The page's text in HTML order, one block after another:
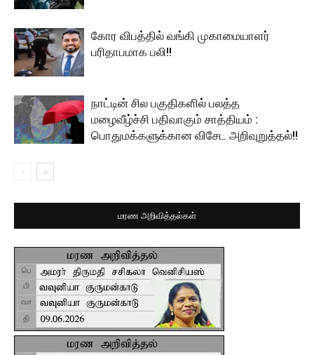
கோர விபத்தில் வங்கி முகாமையாளர்
பரிதாபமாக பலி!!
நாட்டின் சில பகுதிகளில் பலத்த
மழைவீழ்ச்சி பதிவாகும் சாத்தியம் :
பொதுமக்களுக்கான விசேட அறிவுறுத்தல்!!
மரண அறிவித்தல்கள்